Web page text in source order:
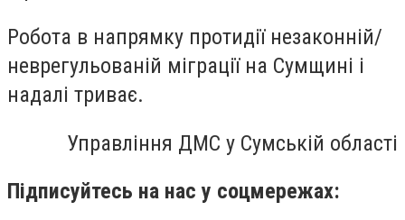
Робота в напрямку протидії незаконній/
неврегульованій міграції на Сумщині і
надалі триває.
Управління ДМС у Сумській області
Підписуйтесь на нас у соцмережах: